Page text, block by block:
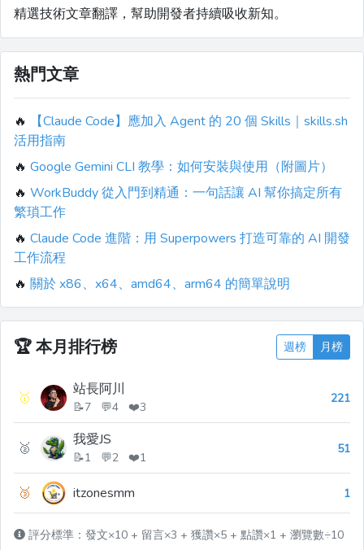
精選技術文章翻譯，幫助開發者持續吸收新知。
熱門文章
🔥
【Claude Code】應加入 Agent 的 20 個 Skills｜skills.sh
活用指南
🔥 Google Gemini CLI 教學：如何安裝與使用（附圖片）
🔥 WorkBuddy 從入門到精通：一句話讓 AI 幫你搞定所有
繁瑣工作
🔥 Claude Code 進階：用 Superpowers 打造可靠的 AI 開發
工作流程
🔥 關於 x86、x64、amd64、arm64 的簡單說明
🏆本月排行榜 週榜 月榜
🥇 站長阿川
📝7 💬4 ❤️3
221
🥈 我愛JS
📝1 💬2 ❤️1
51
🥉 itzonesmm 1
評分標準：發文×10 + 留言×3 + 獲讚×5 + 點讚×1 + 瀏覽數÷10